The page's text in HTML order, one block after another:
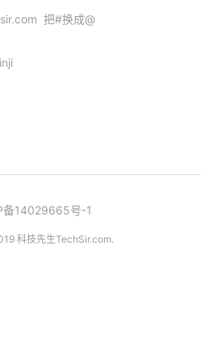
把#换成@
备14029665号-1
科技先生TechSir.com.